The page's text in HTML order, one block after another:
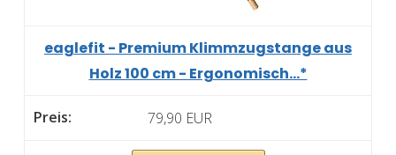
eaglefit - Premium Klimmzugstange aus
Holz 100 cm - Ergonomisch...*
79,90 EUR